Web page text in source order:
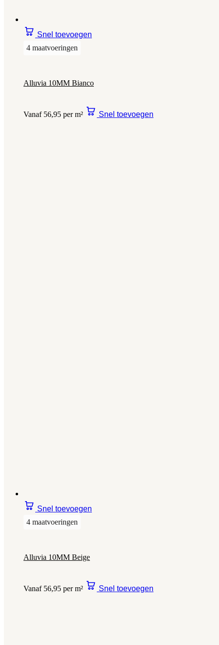
Snel toevoegen
4 maatvoeringen
Alluvia 10MM Bianco
Vanaf 56,95 per m² Snel toevoegen
Snel toevoegen
4 maatvoeringen
Alluvia 10MM Beige
Vanaf 56,95 per m² Snel toevoegen